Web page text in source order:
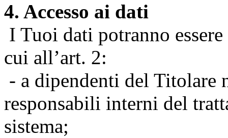
4. Accesso ai dati
I Tuoi dati potranno
cui all’art. 2:
- a dipendenti del Titolare
responsabili interni del
sistema;